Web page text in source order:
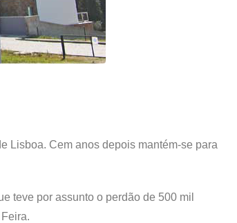
Lisboa. Cem anos depois mantém-se para
teve por assunto o perdão de 500 mil